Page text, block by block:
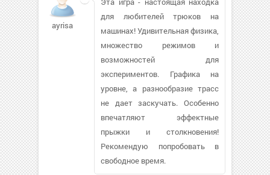
ayrisa
для любителей трюков на
машинах! Удивительная физика,
множество режимов и
возможностей для
экспериментов. Графика на
уровне, а разнообразие трасс
не дает заскучать. Особенно
впечатляют эффектные
прыжки и столкновения!
Рекомендую попробовать в
свободное время.